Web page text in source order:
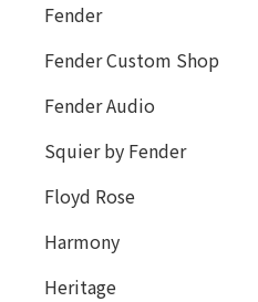
Fender
Fender Custom Shop
Fender Audio
Squier by Fender
Floyd Rose
Harmony
Heritage